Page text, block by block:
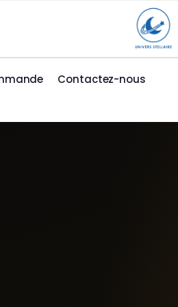
Contactez-nous